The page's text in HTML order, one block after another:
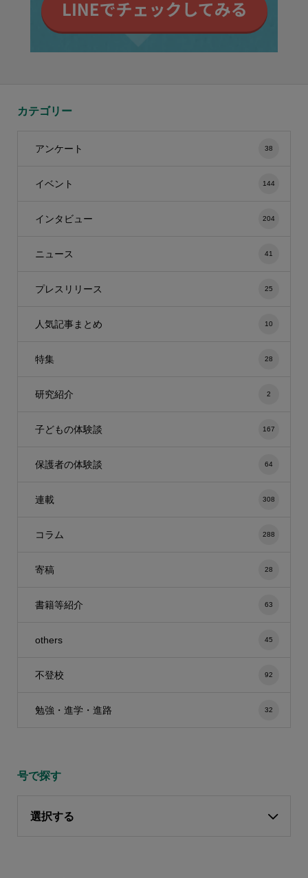
カテゴリー
アンケート 38
イベント 144
インタビュー 204
ニュース 41
プレスリリース 25
人気記事まとめ 10
特集 28
研究紹介 2
子どもの体験談 167
保護者の体験談 64
連載 308
コラム 288
寄稿 28
書籍等紹介 63
others 45
不登校 92
勉強・進学・進路 32
号で探す
選択する